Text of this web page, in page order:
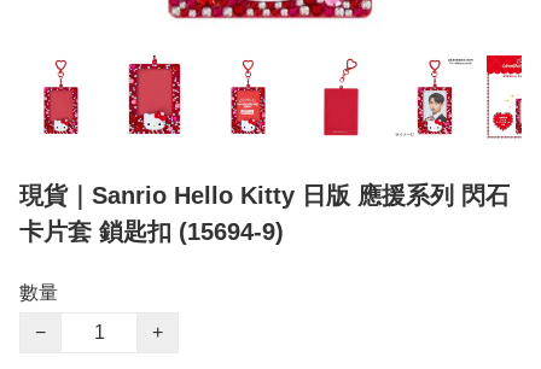
現貨｜Sanrio Hello Kitty 日版 應援系列 閃石
卡片套 鎖匙扣 (15694-9)
數量
−
+